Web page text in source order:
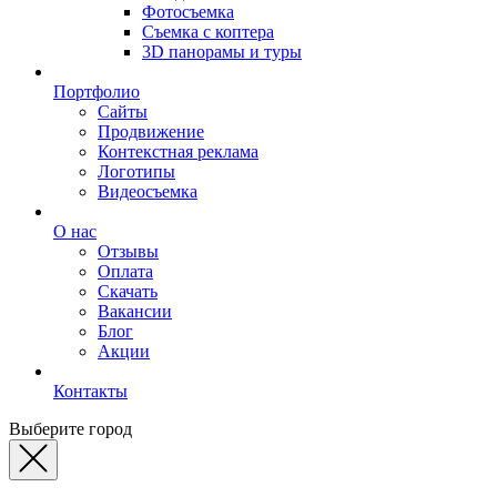
Фотосъемка
Съемка с коптера
3D панорамы и туры
Портфолио
Сайты
Продвижение
Контекстная реклама
Логотипы
Видеосъемка
О нас
Отзывы
Оплата
Скачать
Вакансии
Блог
Акции
Контакты
Выберите город